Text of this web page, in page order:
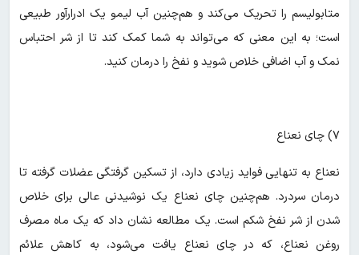
متابولیسم را تحریک می‌کند و هم‌چنین آب لیمو یک ادرارآور طبیعی
است؛ به این معنی که می‌تواند به شما کمک کند تا از شر احتباس
نمک و آب اضافی خلاص شوید و نفخ را درمان کنید.
۷) چای نعناع
نعناع به تنهایی فواید زیادی دارد، از تسکین گرفتگی عضلات گرفته تا
درمان سردرد. هم‌چنین چای نعناع یک نوشیدنی عالی برای خلاص
شدن از شر نفخ شکم است. یک مطالعه نشان داد که یک ماه مصرف
روغن نعناع، که در چای نعناع یافت می‌شود، به کاهش علائم